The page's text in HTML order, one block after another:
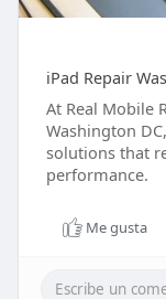
iPad Repair
At Real Mobile
Washington
solutions that
performance.
Me gusta